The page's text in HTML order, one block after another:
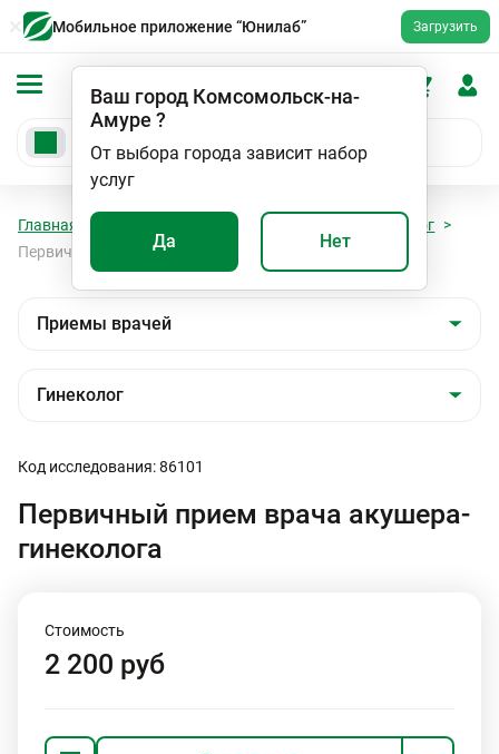
Мобильное приложение “Юнилаб” Загрузить
Ваш город Комсомольск-на-
Амуре ?
От выбора города зависит набор
услуг
Да Нет
Главная Приемы врачей
Гинеколог
Первичный прием врача акушера-гинеколога
Код исследования: 86101
Первичный прием врача акушера-
гинеколога
Стоимость
2 200 руб